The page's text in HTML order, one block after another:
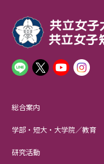
総合案内
学部・短大・大学院／教育
研究活動